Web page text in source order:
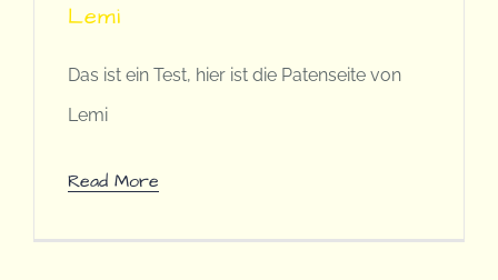
Lemi
Das ist ein Test, hier ist die Patenseite von
Lemi
Read More